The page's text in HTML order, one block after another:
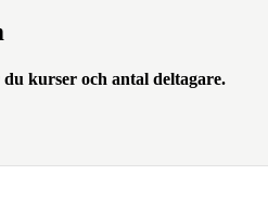
kurser och antal deltagare.